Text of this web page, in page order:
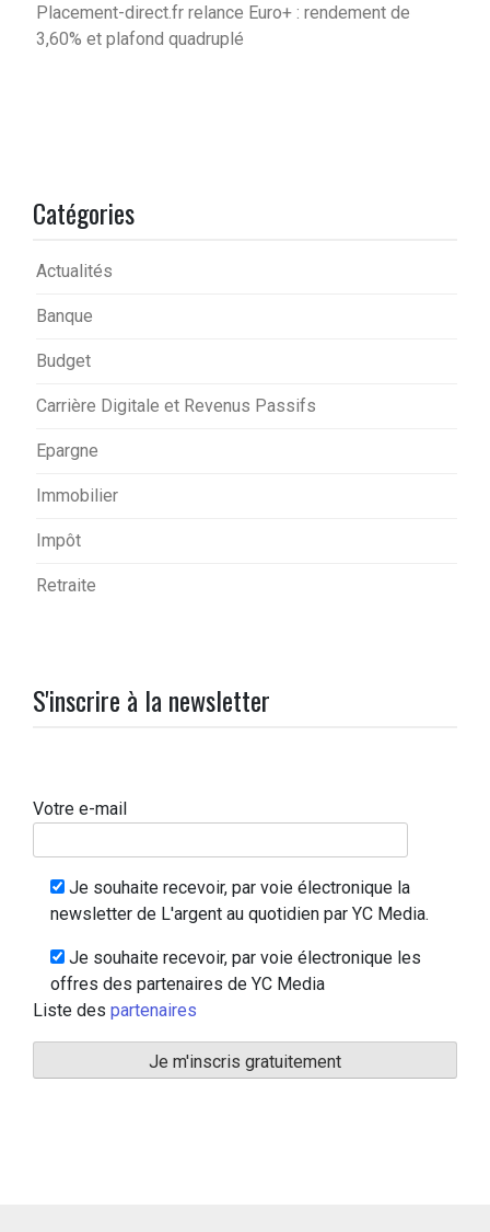
Placement-direct.fr relance Euro+ : rendement de
3,60% et plafond quadruplé
Catégories
Actualités
Banque
Budget
Carrière Digitale et Revenus Passifs
Epargne
Immobilier
Impôt
Retraite
S'inscrire à la newsletter
Votre e-mail
Je souhaite recevoir, par voie électronique la
newsletter de L'argent au quotidien par YC Media.
Je souhaite recevoir, par voie électronique les
offres des partenaires de YC Media
Liste des partenaires